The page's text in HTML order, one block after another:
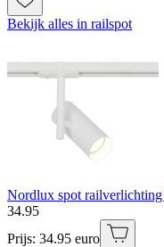
Bekijk alles in railspot
Nordlux spot
34.95
Prijs: 34.95 euro